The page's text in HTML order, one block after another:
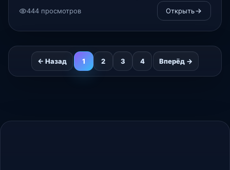
444 просмотров Открыть
← Назад 1 2 3 4 Вперёд →